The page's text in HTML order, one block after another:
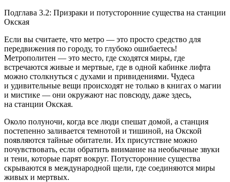
Подглава 3.2: Призраки и потусторонние существа на станции
Окская
Если вы считаете, что метро — это просто средство для
передвижения по городу, то глубоко ошибаетесь!
Метрополитен — это место, где сходятся миры, где
встречаются живые и мертвые, где в одной кабинке лифта
можно столкнуться с духами и привидениями. Чудеса
и удивительные вещи происходят не только в книгах о магии
и мистике — они окружают нас повсюду, даже здесь,
на станции Окская.
Около полуночи, когда все люди спешат домой, а станция
постепенно заливается темнотой и тишиной, на Окской
появляются тайные обитатели. Их присутствие можно
почувствовать, если обратить внимание на необычные звуки
и тени, которые парят вокруг. Потусторонние существа
скрываются в международной щели, где соединяются миры
живых и мертвых.